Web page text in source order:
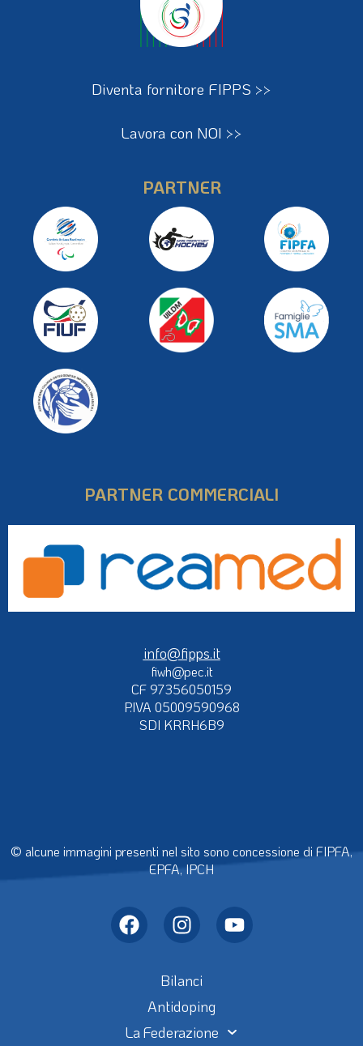
Diventa fornitore FIPPS >>
Lavora con NOI >>
PARTNER
PARTNER COMMERCIALI
info@fipps.it
fiwh@pec.it
CF 97356050159
P.IVA 05009590968
SDI KRRH6B9
© alcune immagini presenti nel sito sono concessione di FIPFA,
EPFA, IPCH
Bilanci
Antidoping
La Federazione